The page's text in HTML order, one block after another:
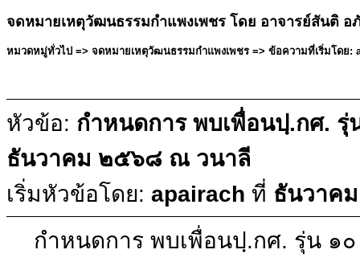
จดหมายเหตุวัฒนธรรมกำแพงเพชร โดย อาจารย์สันติ อ
หมวดหมู่ทั่วไป => จดหมายเหตุวัฒนธรรมกำแพงเพชร => ข้อความที่เริ่มโดย:
หัวข้อ: กำหนดการ พบเพื่อนปฺ.กศ.
ธันวาคม ๒๕๖๘ ณ วนาลี
เริ่มหัวข้อโดย: apairach ที่ ธันวาค
กำหนดการ พบเพื่อนปฺ.กศ. รุ่น ๑